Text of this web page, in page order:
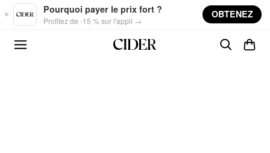
Skip to main content
Pourquoi payer le prix fort ?
Profitez de -15 % sur l'appli →
OBTENEZ